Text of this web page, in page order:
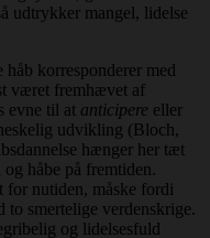
udtrykker mangel, lidelse
korresponderer med
været fremhævet af
evne til at anticipere eller
udvikling (Bloch,
hænger her tæt
håbe på fremtiden.
for nutiden, måske fordi
to smertelige verdenskrige.
og lidelsesfuld